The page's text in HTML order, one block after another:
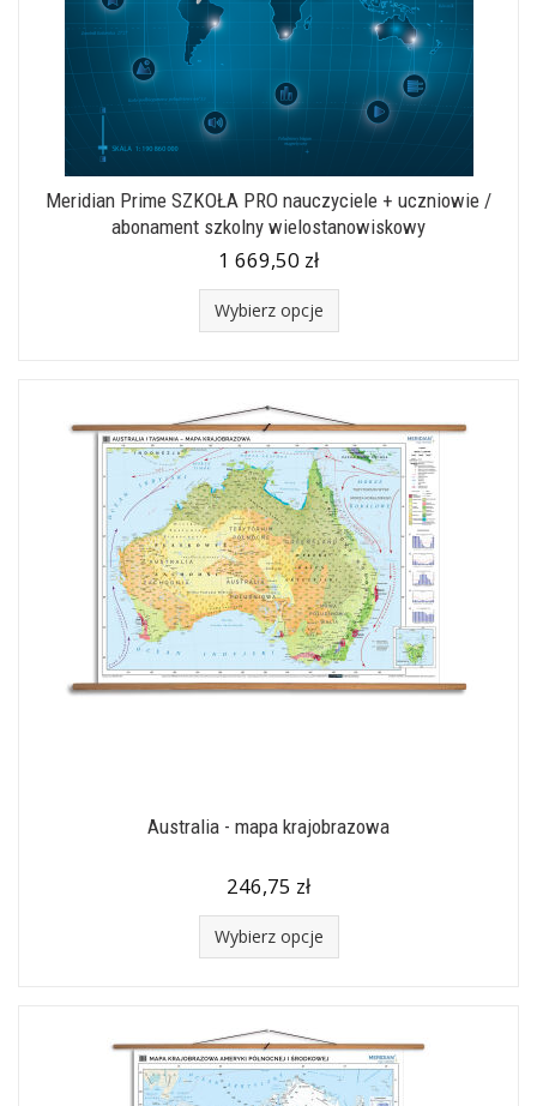
Meridian Prime SZKOŁA PRO nauczyciele + uczniowie /
abonament szkolny wielostanowiskowy
1 669,50 zł
Wybierz opcje
Australia - mapa krajobrazowa
246,75 zł
Wybierz opcje